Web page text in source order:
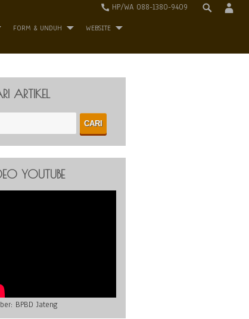
HP/WA 088-1380-9409
FORM & UNDUH WEBSITE
ARTIKEL
YOUTUBE
BPBD Jateng